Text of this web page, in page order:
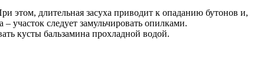
этом, длительная засуха приводит к опаданию бутонов и,
участок следует замульчировать опилками.
кусты бальзамина прохладной водой.